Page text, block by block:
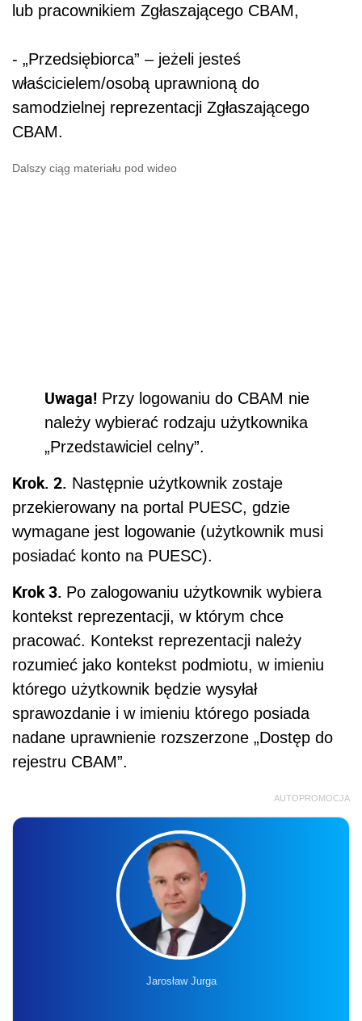
lub pracownikiem Zgłaszającego CBAM,
- „Przedsiębiorca” – jeżeli jesteś
właścicielem/osobą uprawnioną do
samodzielnej reprezentacji Zgłaszającego
CBAM.
Dalszy ciąg materiału pod wideo
Uwaga! Przy logowaniu do CBAM nie
należy wybierać rodzaju użytkownika
„Przedstawiciel celny”.
Krok. 2. Następnie użytkownik zostaje
przekierowany na portal PUESC, gdzie
wymagane jest logowanie (użytkownik musi
posiadać konto na PUESC).
Krok 3. Po zalogowaniu użytkownik wybiera
kontekst reprezentacji, w którym chce
pracować. Kontekst reprezentacji należy
rozumieć jako kontekst podmiotu, w imieniu
którego użytkownik będzie wysyłał
sprawozdanie i w imieniu którego posiada
nadane uprawnienie rozszerzone „Dostęp do
rejestru CBAM”.
AUTOPROMOCJA
Jarosław Jurga